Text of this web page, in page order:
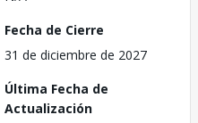
Fecha de Cierre
31 de diciembre de 2027
Última Fecha de
Actualización